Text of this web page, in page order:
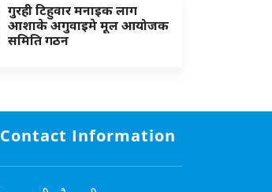
गुरही टिहुवार मनाइक लाग
आशाके अगुवाइमे मूल आयोजक
समिति गठन
Contact Information